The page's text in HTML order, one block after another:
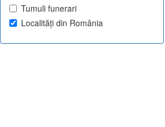
Tumuli funerari
Localități din România